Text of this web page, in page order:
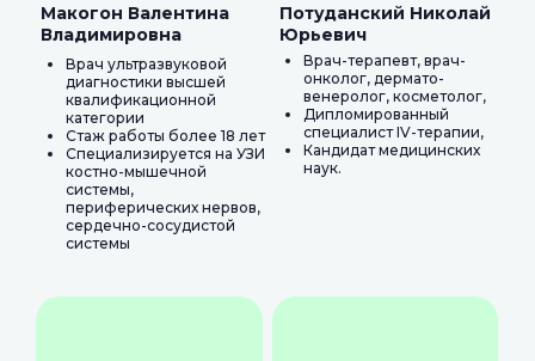
Потуданский Николай
Юрьевич
Врач-терапевт, врач-
онколог, дермато-
венеролог, косметолог,
Дипломированный
специалист IV-терапии,
Кандидат медицинских
наук.
Макогон Валентина
Владимировна
Врач ультразвуковой
диагностики высшей
квалификационной
категории
Стаж работы более 18 лет
Специализируется на УЗИ
костно-мышечной
системы,
периферических нервов,
сердечно-сосудистой
системы